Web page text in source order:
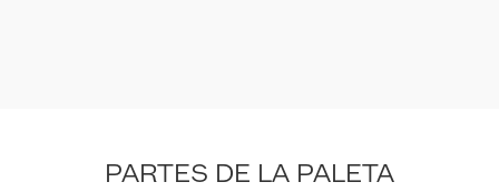
PARTES DE LA PALETA